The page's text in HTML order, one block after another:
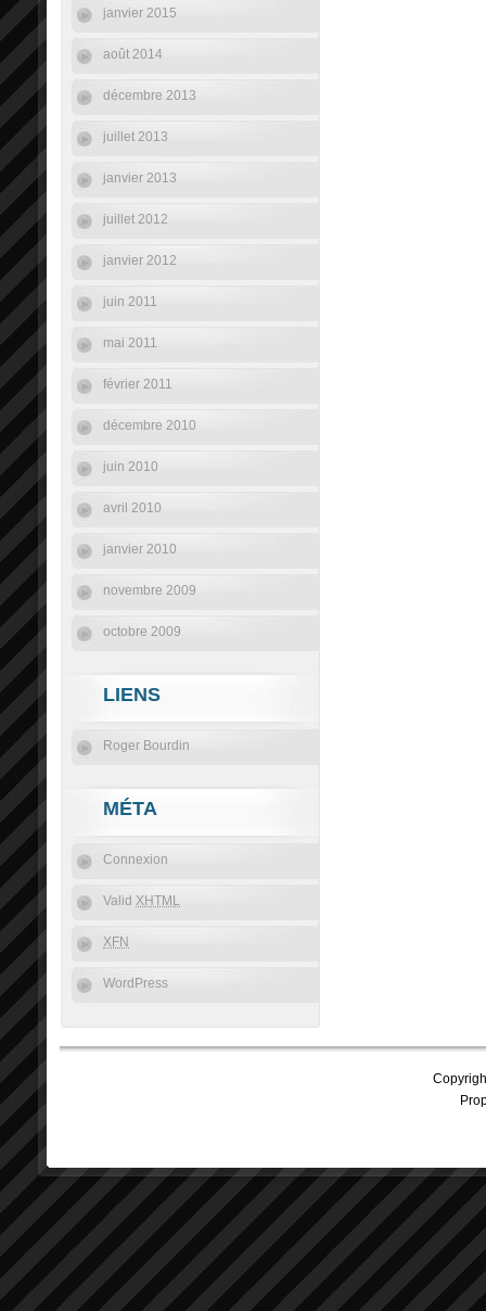
janvier 2015
août 2014
décembre 2013
juillet 2013
janvier 2013
juillet 2012
janvier 2012
juin 2011
mai 2011
février 2011
décembre 2010
juin 2010
avril 2010
janvier 2010
novembre 2009
octobre 2009
LIENS
Roger Bourdin
MÉTA
Connexion
Valid XHTML
XFN
WordPress